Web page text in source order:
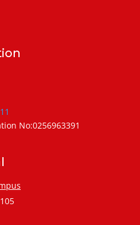
No:0256963391